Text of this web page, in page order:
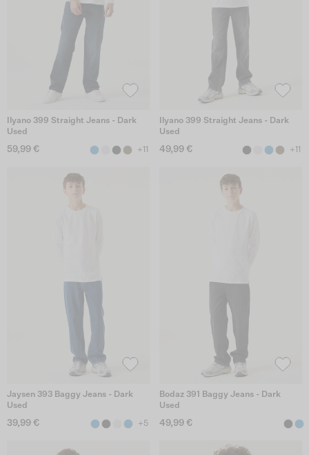
Ilyano 399 Straight Jeans - Dark
Used
59,99 € +11
Ilyano 399 Straight Jeans - Dark
Used
49,99 € +11
Jaysen 393 Baggy Jeans - Dark
Used
39,99 € +5
Bodaz 391 Baggy Jeans - Dark
Used
49,99 €